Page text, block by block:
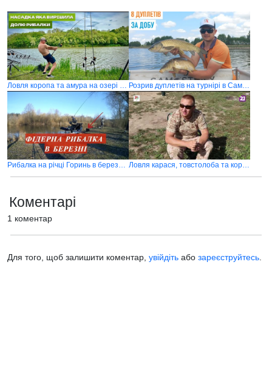
Ловля коропа та амура на озері Кунка Розрив дуплетів на турнірі в Самострілах 2025
Рибалка на річці Горинь в березні 2021 Ловля карася, товстолоба та коропа на озері в селі Горбок
Коментарі
1 коментар
Для того, щоб залишити коментар, увійдіть або зареєструйтесь